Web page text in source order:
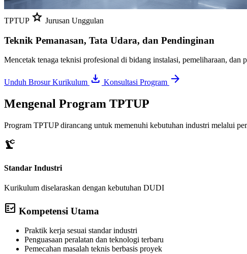
TPTUP star Jurusan Unggulan
Teknik Pemanasan, Tata Udara, dan Pendinginan
Mencetak tenaga teknisi profesional di bidang instalasi, pemeliharaan, dan
Unduh Brosur Kurikulum download Konsultasi Program arrow_forward
Mengenal Program TPTUP
Program TPTUP dirancang untuk memenuhi kebutuhan industri melalui
precision_manufacturing
Standar Industri
Kurikulum diselaraskan dengan kebutuhan DUDI
fact_check Kompetensi Utama
Praktik kerja sesuai standar industri
Penguasaan peralatan dan teknologi terbaru
Pemecahan masalah teknis berbasis proyek